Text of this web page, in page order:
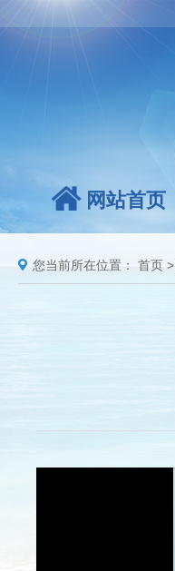
网站首页
您当前所在位置： 首页 >